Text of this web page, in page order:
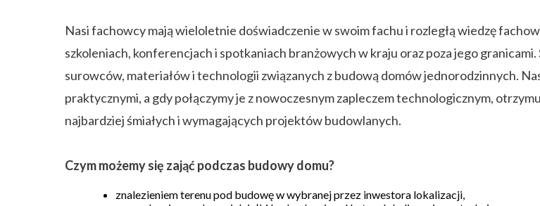
Nasi fachowcy mają wieloletnie doświadczenie w swoim fachu i rozległą wiedzę
szkoleniach, konferencjach i spotkaniach branżowych w kraju oraz poza jego
surowców, materiałów i technologii związanych z budową domów jednorodzinnych.
praktycznymi, a gdy połączymy je z nowoczesnym zapleczem technologicznym,
najbardziej śmiałych i wymagających projektów budowlanych.
Czym możemy się zająć podczas budowy domu?
znalezieniem terenu pod budowę w wybranej przez inwestora lokalizacji,